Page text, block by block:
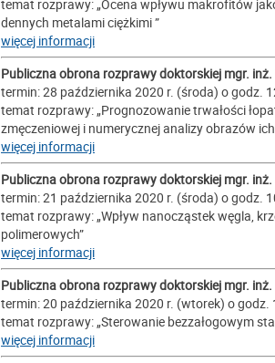
temat rozprawy: „Ocena wpływu makrofitów
dennych metalami ciężkimi ”
więcej informacji
Publiczna obrona rozprawy doktorskiej mgr. inż.
termin: 28 października 2020 r. (środa) o godz.
temat rozprawy: „Prognozowanie trwałości
zmęczeniowej i numerycznej analizy obrazów
więcej informacji
Publiczna obrona rozprawy doktorskiej mgr. inż.
termin: 21 października 2020 r. (środa) o godz.
temat rozprawy: „Wpływ nanocząstek węgla,
polimerowych”
więcej informacji
Publiczna obrona rozprawy doktorskiej mgr. inż.
termin: 20 października 2020 r. (wtorek) o godz.
temat rozprawy: „Sterowanie bezzałogowym
więcej informacji